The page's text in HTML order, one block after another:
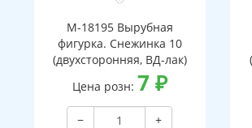
М-18195 Вырубная
фигурка. Снежинка 10
(двухсторонняя, ВД-лак)
Цена розн: 7 ₽
−
+